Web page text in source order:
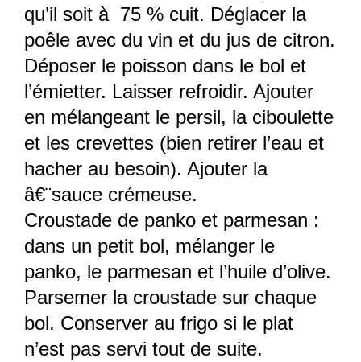
qu’il soit à 75 % cuit. Déglacer la
poêle avec du vin et du jus de citron.
Déposer le poisson dans le bol et
l’émietter. Laisser refroidir. Ajouter
en mélangeant le persil, la ciboulette
et les crevettes (bien retirer l’eau et
hacher au besoin). Ajouter la
â€¨sauce crémeuse.
Croustade de panko et parmesan :
dans un petit bol, mélanger le
panko, le parmesan et l’huile d’olive.
Parsemer la croustade sur chaque
bol. Conserver au frigo si le plat
n’est pas servi tout de suite.